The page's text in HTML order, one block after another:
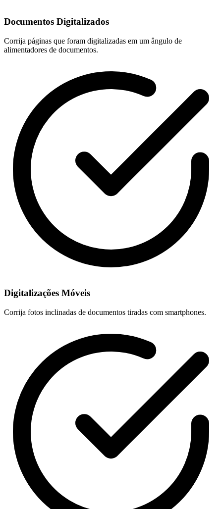
Documentos Digitalizados
Corrija páginas que foram digitalizadas em um ângulo de
alimentadores de documentos.
Digitalizações Móveis
Corrija fotos inclinadas de documentos tiradas com smartphones.